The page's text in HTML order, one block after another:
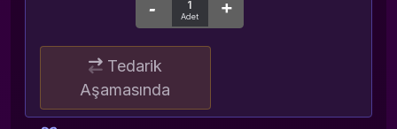
Tedarik
Aşamasında